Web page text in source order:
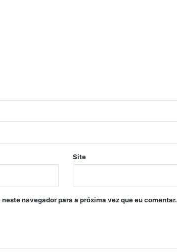
Site
navegador para a próxima vez que eu comentar.